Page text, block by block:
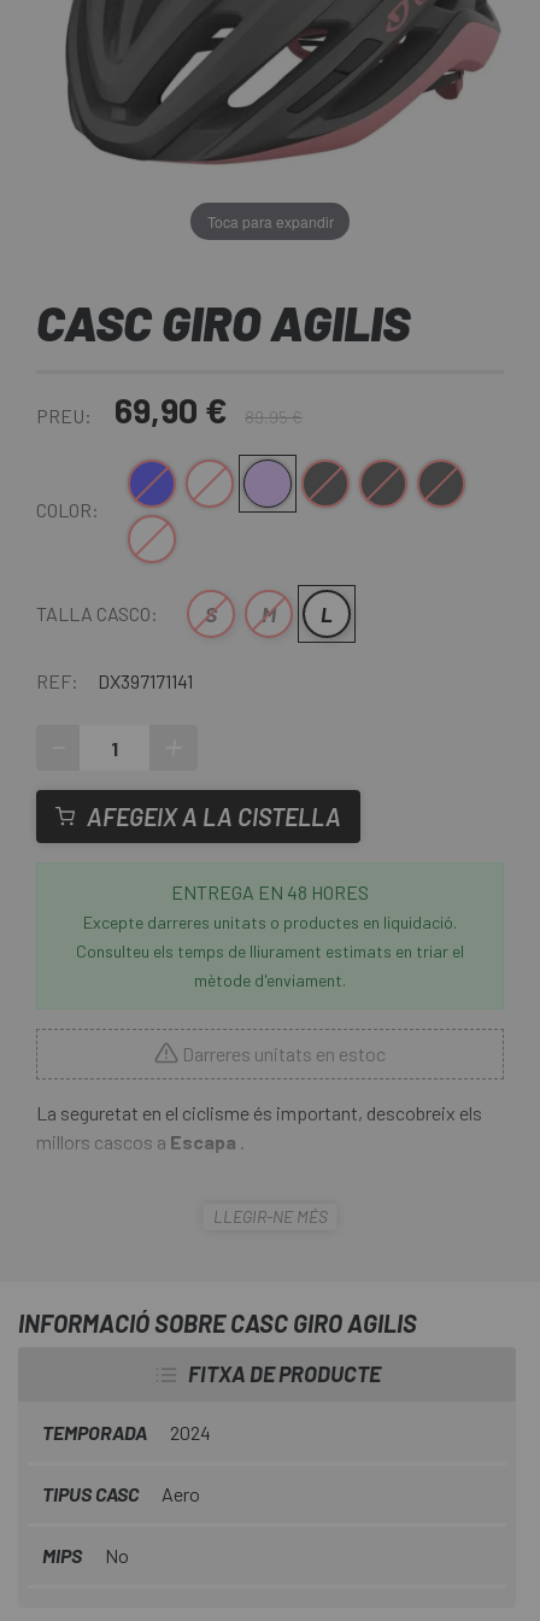
Toca para expandir
CASC GIRO AGILIS
PREU: 69,90 € 89,95 €
COLOR:
Blau-BlancBlancGris-RosaNegre MateNegre-Groc
Negre-Vermell
Blanco-Lila
TALLA CASCO: S M L
REF: DX397171141
AFEGEIX A LA CISTELLA
ENTREGA EN 48 HORES
Excepte darreres unitats o productes en liquidació.
Consulteu els temps de lliurament estimats en triar el
mètode d'enviament.
Darreres unitats en estoc
La seguretat en el ciclisme és important, descobreix els
millors cascos a Escapa .
que busquen un casc que combini un disseny espaiós amb
gràcies al sistema Roc Loc® 5 que combina ajustament i
posicionament.
LLEGIR-NE MÉS
INFORMACIÓ SOBRE CASC GIRO AGILIS
FITXA DE PRODUCTE
TEMPORADA 2024
TIPUS CASC Aero
MIPS No